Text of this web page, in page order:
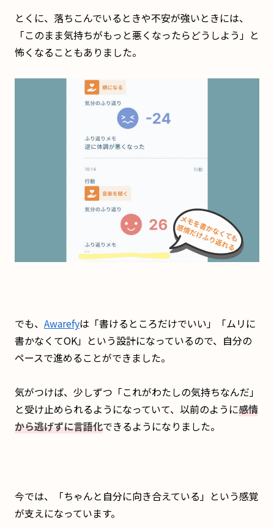
とくに、落ちこんでいるときや不安が強いときには、
「このまま気持ちがもっと悪くなったらどうしよう」と
怖くなることもありました。
でも、 Awarefyは「書けるところだけでいい」「ムリに
書かなくてOK」という設計になっているので、自分の
ペースで進めることができました。
気がつけば、少しずつ「これがわたしの気持ちなんだ」
と受け止められるようになっていて、以前のように感情
から逃げずに言語化できるようになりました。
今では、「ちゃんと自分に向き合えている」という感覚
が支えになっています。